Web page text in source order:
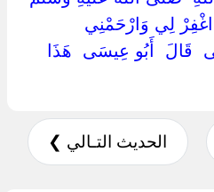
اغْفِرْ لِي وَارْحَمْنِي
‏قَالَ ‏ ‏أَبُو عِيسَى ‏ ‏هَذَا
الحديث التـالي ❯